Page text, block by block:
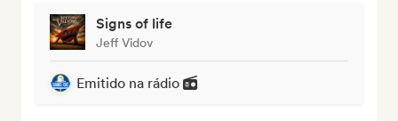
Signs of life
Jeff Vidov
Emitido na rádio